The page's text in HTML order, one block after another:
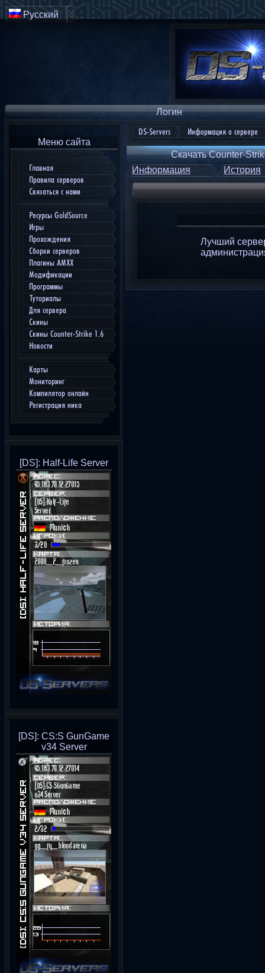
Логин
Меню сайта
Главная
Правила серверов
Связаться с нами
Ресурсы GoldSource
Игры
Прохождения
Сборки серверов
Плагины AMXX
Модификации
Программы
Туториалы
Для сервера
Скины
Скины Counter-Strike 1.6
Новости
Карты
Мониторинг
Компилятор онлайн
Регистрация ника
[DS]: Half-Life Server
[DS]: CS:S GunGame
v34 Server
DS-Servers Информация о сервере
Скачать Counter-
Информация
История
Лучший
Русский